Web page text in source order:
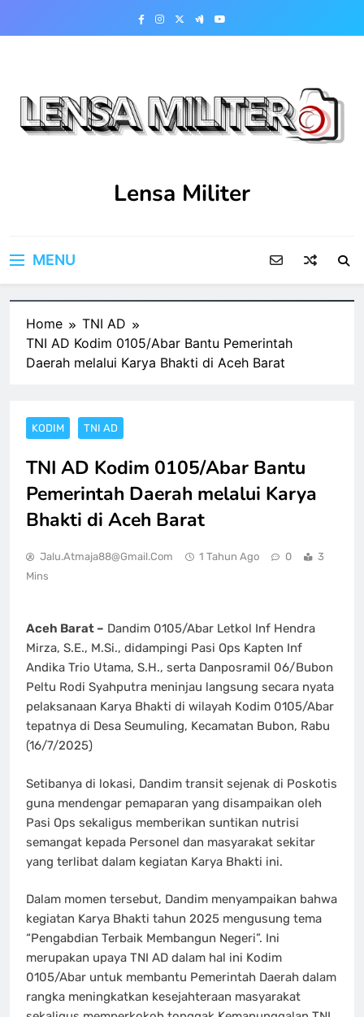
Lensa Militer
MENU
Home
TNI AD
TNI AD Kodim 0105/Abar Bantu Pemerintah
Daerah melalui Karya Bhakti di Aceh Barat
KODIM TNI AD
TNI AD Kodim 0105/Abar Bantu
Pemerintah Daerah melalui Karya
Bhakti di Aceh Barat
Jalu.atmaja88@gmail.com 1 Tahun Ago 0
3
Mins
Aceh Barat – Dandim 0105/Abar Letkol Inf Hendra
Mirza, S.E., M.Si., didampingi Pasi Ops Kapten Inf
Andika Trio Utama, S.H., serta Danposramil 06/Bubon
Peltu Rodi Syahputra meninjau langsung secara nyata
pelaksanaan Karya Bhakti di wilayah Kodim 0105/Abar
tepatnya di Desa Seumuling, Kecamatan Bubon, Rabu
(16/7/2025)
Setibanya di lokasi, Dandim transit sejenak di Poskotis
guna mendengar pemaparan yang disampaikan oleh
Pasi Ops sekaligus memberikan suntikan nutrisi
semangat kepada Personel dan masyarakat sekitar
yang terlibat dalam kegiatan Karya Bhakti ini.
Dalam momen tersebut, Dandim menyampaikan bahwa
kegiatan Karya Bhakti tahun 2025 mengusung tema
“Pengabdian Terbaik Membangun Negeri”. Ini
merupakan upaya TNI AD dalam hal ini Kodim
0105/Abar untuk membantu Pemerintah Daerah dalam
rangka meningkatkan kesejahteraan masyarakat